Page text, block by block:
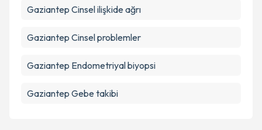
Gaziantep Cinsel ilişkide ağrı
Gaziantep Cinsel problemler
Gaziantep Endometriyal biyopsi
Gaziantep Gebe takibi